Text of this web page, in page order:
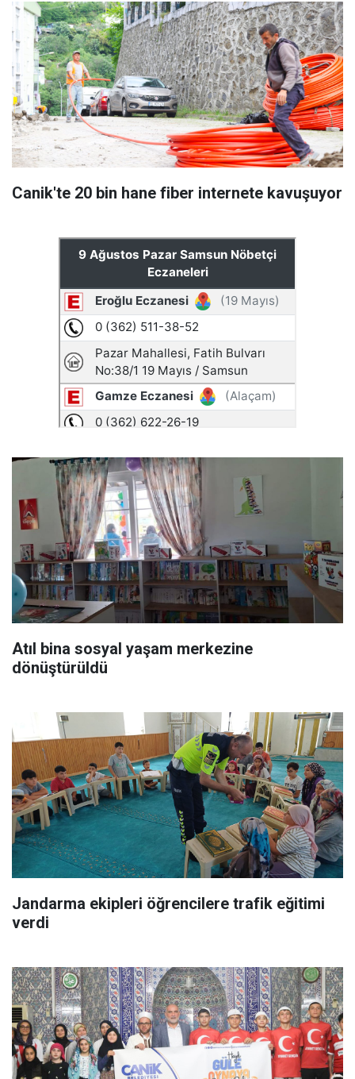
Canik'te 20 bin hane fiber internete kavuşuyor
Atıl bina sosyal yaşam merkezine
dönüştürüldü
Jandarma ekipleri öğrencilere trafik eğitimi
verdi